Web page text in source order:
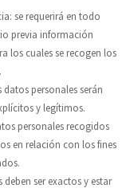
se requerirá en todo
previa información
los cuales se recogen los
personales serán
y legítimos.
personales recogidos
en relación con los fines
ser exactos y estar